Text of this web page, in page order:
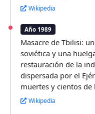
Wikipedia
Año 1989
Masacre de Tbilisi:
soviética y una
restauración de la
dispersada por el
muertes y cientos de
Wikipedia